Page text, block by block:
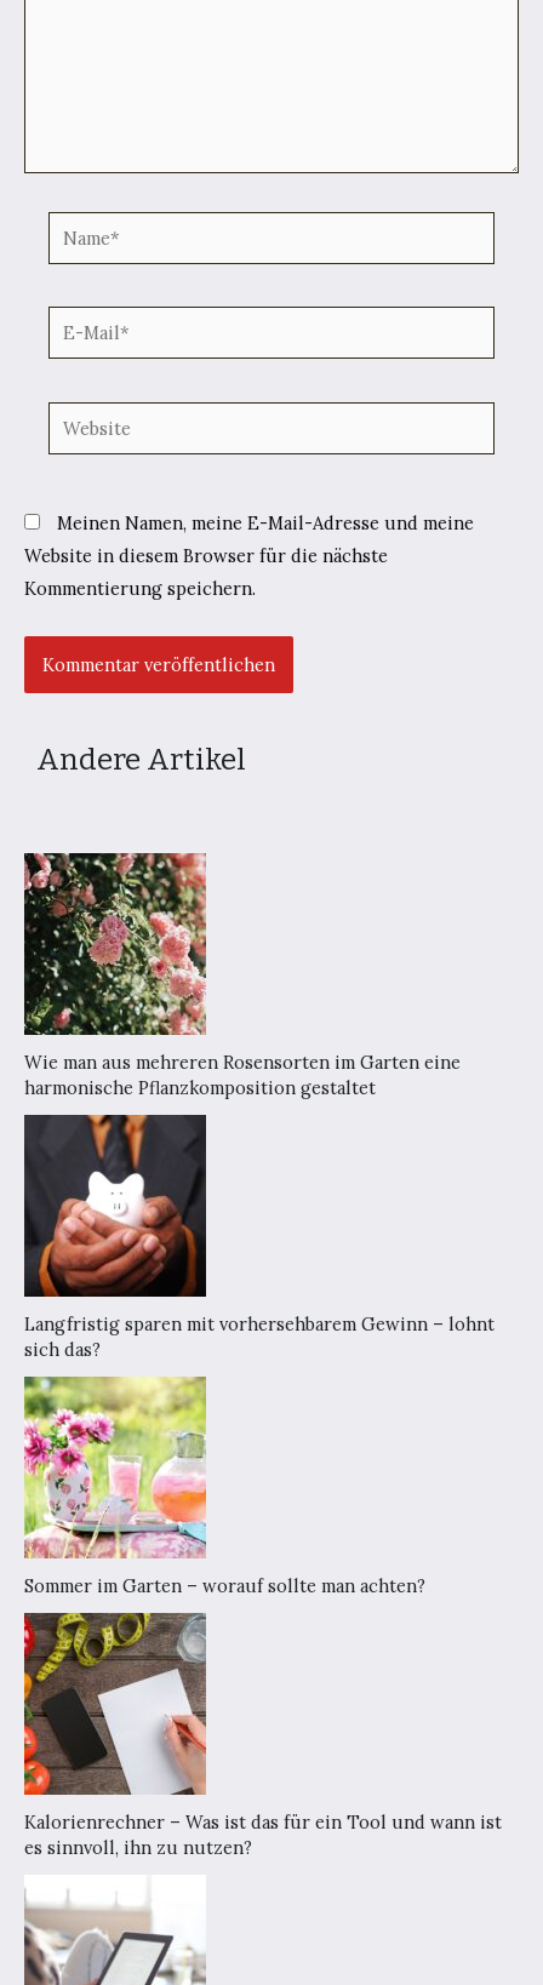
Name*
E-
Mail*
Website
Meinen Namen, meine E-Mail-Adresse und meine
Website in diesem Browser für die nächste
Kommentierung speichern.
Andere Artikel
Wie man aus mehreren Rosensorten im Garten eine
harmonische Pflanzkomposition gestaltet
Langfristig sparen mit vorhersehbarem Gewinn – lohnt
sich das?
Sommer im Garten – worauf sollte man achten?
Kalorienrechner – Was ist das für ein Tool und wann ist
es sinnvoll, ihn zu nutzen?